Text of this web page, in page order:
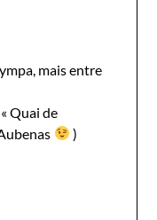
mais entre
Quai de
)